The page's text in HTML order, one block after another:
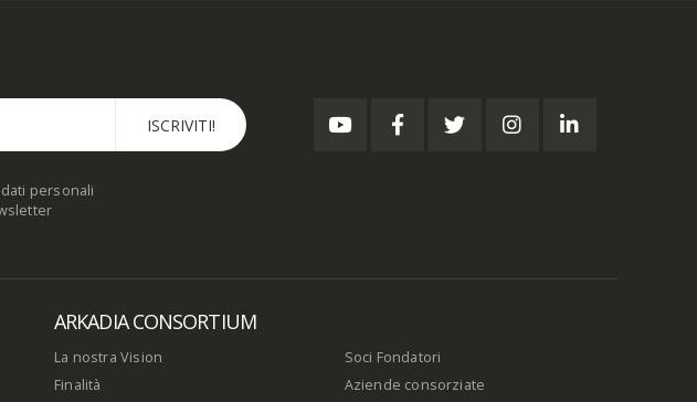
personali
ARKADIA CONSORTIUM
La nostra Vision
Finalità
Soci Fondatori
Aziende consorziate